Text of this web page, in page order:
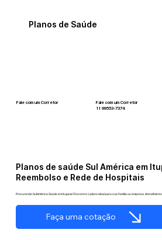
Planos de Saúde
Planos de saúde Sul América em
Reembolso e Rede de Hospitais
Procurando SulAmérica Saúde em Itupeva? Encontre o plano ideal para sua família ou empresa.
Faça uma cotação
Fale com um Corretor
Fale com um Corretor
11 99553-7374